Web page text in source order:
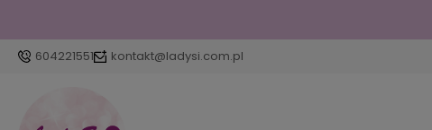
604221551 kontakt@ladysi.com.pl